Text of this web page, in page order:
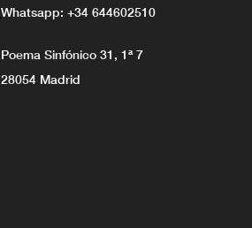
Whatsapp: +34 644602510
Poema Sinfónico 31, 1ª 7
28054 Madrid